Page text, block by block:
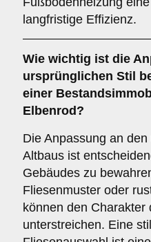
langfristige Effizienz.
Wie wichtig ist die
ursprünglichen Stil
einer
Elbenrod?
Die Anpassung an
Altbaus ist
Gebäudes zu
Fliesenmuster oder
können den Charakter
unterstreichen. Eine